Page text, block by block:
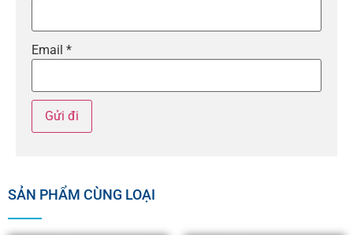
Email *
SẢN PHẨM CÙNG LOẠI